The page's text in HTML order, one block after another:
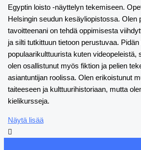
Egyptin loisto -näyttelyn tekemiseen.
Helsingin seudun kesäyliopistossa. Olen
tavoitteenani on tehdä oppimisesta
ja silti tutkittuun tietoon perustuvaa.
populaarikulttuurista kuten videopeleistä,
olen osallistunut myös fiktion ja pelien
asiantuntijan roolissa. Olen erikoistunut
taiteeseen ja kulttuurihistoriaan, mutta
kielikursseja.
Näytä lisää